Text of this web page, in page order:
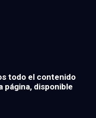
todo el contenido
página, disponible